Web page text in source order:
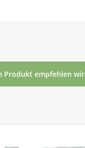
Produkt empfehlen wir